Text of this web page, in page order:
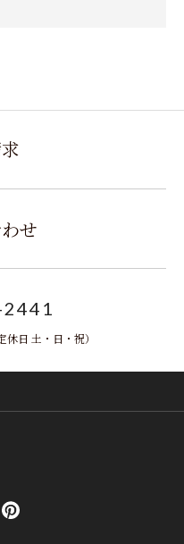
せ
休日 土・日・祝）